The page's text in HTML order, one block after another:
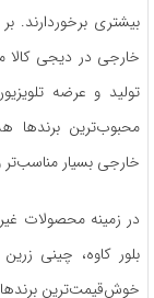
بیشتری برخوردارند.
خارجی در دیجی کالا
تولید و عرضه
محبوب‌ترین برندها
خارجی بسیار
در زمینه محصولات
بلور کاوه، چینی
خوش‌قیمت‌ترین